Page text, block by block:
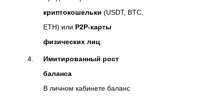
криптокошельки (USDT, BTC,
ETH) или P2P-карты
физических лиц
Имитированный рост
баланса
В личном кабинете баланс